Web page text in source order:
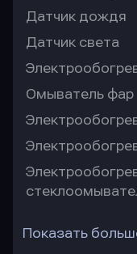
Датчик дождя
Датчик света
Омыватель фар
Показать